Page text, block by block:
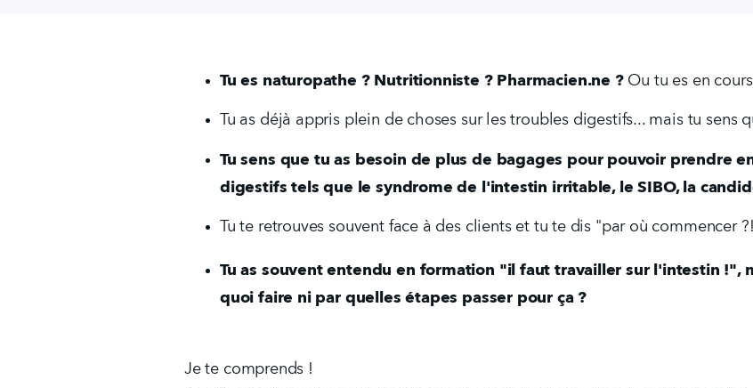
Tu es naturopathe ? Nutritionniste ? Pharmacien.ne ? Ou tu es en
Tu as déjà appris plein de choses sur les troubles digestifs... mais tu sens
Tu sens que tu as besoin de plus de bagages pour pouvoir prendre
digestifs tels que le syndrome de l'intestin irritable, le SIBO, la
Tu te retrouves souvent face à des clients et tu te dis "par où commencer
Tu as souvent entendu en formation "il faut travailler sur l'intestin !",
quoi faire ni par quelles étapes passer pour ça ?
Je te comprends !